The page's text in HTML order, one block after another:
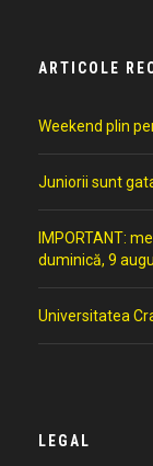
ARTICOLE
Weekend plin
Juniorii sunt
IMPORTANT:
duminică, 9
Universitatea
LEGAL